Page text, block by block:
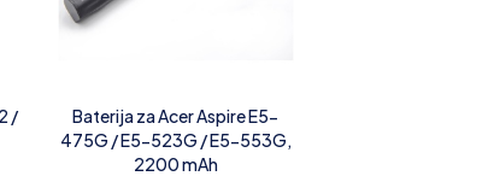
/
Baterija za Acer Aspire E5-
475G / E5-523G / E5-553G,
2200 mAh